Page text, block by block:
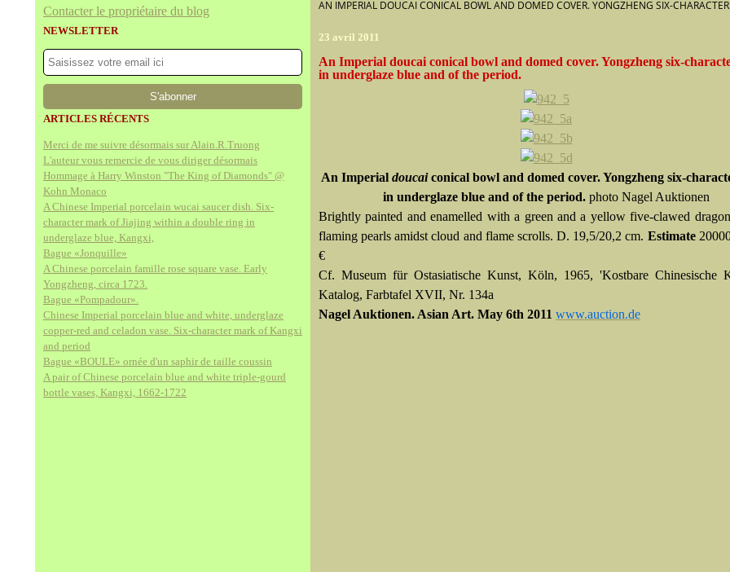
Contacter le propriétaire du blog
NEWSLETTER
ARTICLES RÉCENTS
Merci de me suivre désormais sur Alain.R.Truong
L'auteur vous remercie de vous diriger désormais
Hommage à Harry Winston "The King of Diamonds" @
Kohn Monaco
A Chinese Imperial porcelain wucai saucer dish. Six-
character mark of Jiajing within a double ring in
underglaze blue, Kangxi,
Bague «Jonquille»
A Chinese porcelain famille rose square vase. Early
Yongzheng, circa 1723.
Bague «Pompadour».
Chinese Imperial porcelain blue and white, underglaze
copper-red and celadon vase. Six-character mark of Kangxi
and period
Bague «BOULE» ornée d'un saphir de taille coussin
A pair of Chinese porcelain blue and white triple-gourd
bottle vases, Kangxi, 1662-1722
AN IMPERIAL DOUCAI CONICAL BOWL AND DOMED COVER. YONGZHENG SIX-
23 avril 2011
An Imperial doucai conical bowl and domed cover. Yongzheng six-
in underglaze blue and of the period.
An Imperial doucaiconical bowl and domed cover. Yongzheng six-
in underglaze blue and of the period. photo Nagel Auktionen
Brightly painted and enamelled with a green and a yellow five-clawed
flaming pearls amidst cloud and flame scrolls. D. 19,5/20,2 cm. Estimate
€
Cf. Museum für Ostasiatische Kunst, Köln, 1965, 'Kostbare Chinesische
Katalog, Farbtafel XVII, Nr. 134a
Nagel Auktionen. Asian Art. May 6th 2011 www.auction.de